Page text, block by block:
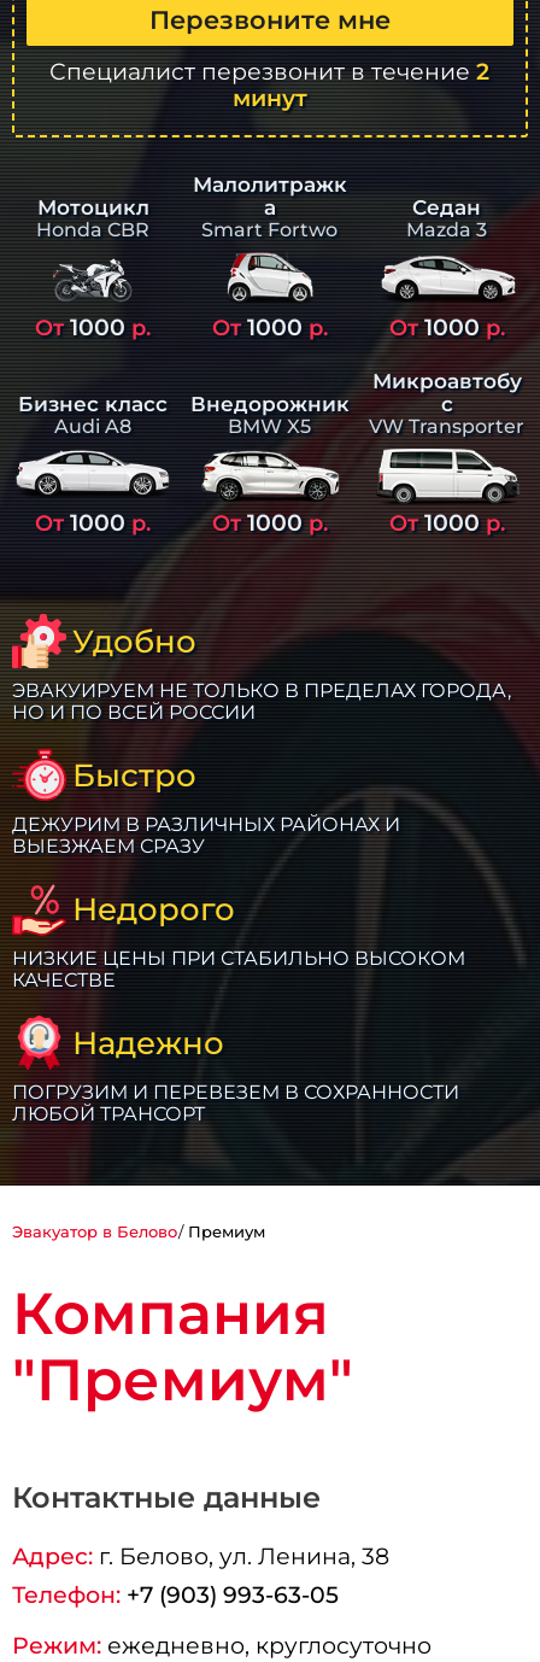
Перезвоните мне
Специалист перезвонит в течение2
минут
Мотоцикл
Honda CBR
От1000 р.
Малолитражк
а
Smart Fortwo
От1000р.
Седан
Mazda 3
От1000р.
Бизнес класс
Audi A8
От1000 р.
Внедорожник
BMW X5
От1000р.
Микроавтобу
с
VW Transporter
От1000р.
Удобно
ЭВАКУИРУЕМ НЕ ТОЛЬКО В ПРЕДЕЛАХ ГОРОДА,
НО И ПО ВСЕЙ РОССИИ
Быстро
ДЕЖУРИМ В РАЗЛИЧНЫХ РАЙОНАХ И
ВЫЕЗЖАЕМ СРАЗУ
Недорого
НИЗКИЕ ЦЕНЫ ПРИ СТАБИЛЬНО ВЫСОКОМ
КАЧЕСТВЕ
Надежно
ПОГРУЗИМ И ПЕРЕВЕЗЕМ В СОХРАННОСТИ
ЛЮБОЙ ТРАНСОРТ
Эвакуатор в Белово Премиум
Компания
"Премиум"
Контактные данные
Адрес: г. Белово, ул. Ленина, 38
Телефон: +7 (903) 993-63-05
Режим: ежедневно, круглосуточно